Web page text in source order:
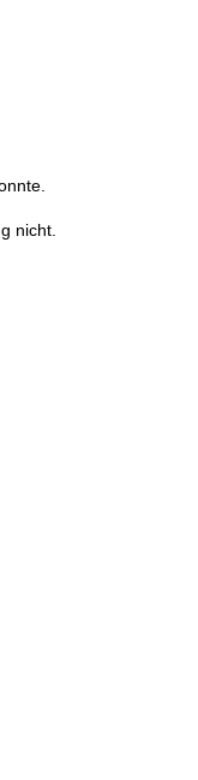
nicht.